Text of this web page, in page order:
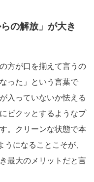
の解放」が大き
方が口を揃えて言うの
った」という言葉で
入っていないか怯える
ビクッとするようなプ
。クリーンな状態で本
になることこそが、
最大のメリットだと言